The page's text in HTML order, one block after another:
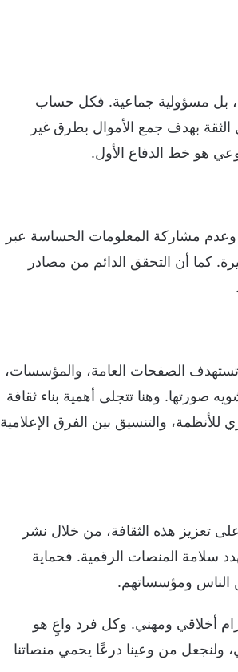
بل مسؤولية جماعية. فكل حساب
بهدف جمع الأموال بطرق غير
هو خط الدفاع الأول.
وعدم مشاركة المعلومات الحساسة عبر
كما أن التحقق الدائم من مصادر
تستهدف الصفحات العامة، والمؤسسات،
صورتها. وهنا تتجلى أهمية بناء ثقافة
والتنسيق بين الفرق الإعلامية
تعزيز هذه الثقافة، من خلال نشر
سلامة المنصات الرقمية. فحماية
الناس ومؤسساتهم.
أخلاقي ومهني. وكل فرد واعٍ هو
ولنجعل من وعينا درعًا يحمي منصاتنا